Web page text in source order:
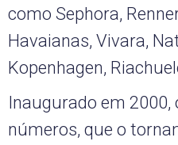
como Sephora,
Havaianas, Vivara,
Kopenhagen,
Inaugurado em
números, que o